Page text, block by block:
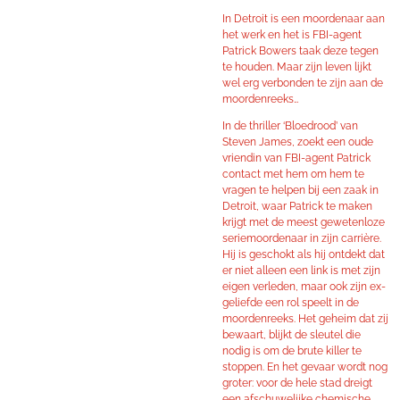
In Detroit is een moordenaar aan
het werk en het is FBI-agent
Patrick Bowers taak deze tegen
te houden. Maar zijn leven lijkt
wel erg verbonden te zijn aan de
moordenreeks…
In de thriller ‘Bloedrood’ van
Steven James, zoekt een oude
vriendin van FBI-agent Patrick
contact met hem om hem te
vragen te helpen bij een zaak in
Detroit, waar Patrick te maken
krijgt met de meest gewetenloze
seriemoordenaar in zijn carrière.
Hij is geschokt als hij ontdekt dat
er niet alleen een link is met zijn
eigen verleden, maar ook zijn ex-
geliefde een rol speelt in de
moordenreeks. Het geheim dat zij
bewaart, blijkt de sleutel die
nodig is om de brute killer te
stoppen. En het gevaar wordt nog
groter: voor de hele stad dreigt